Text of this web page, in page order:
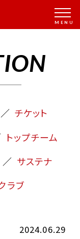
チケット
トップチーム
サステナ
ラブ
2024.06.29